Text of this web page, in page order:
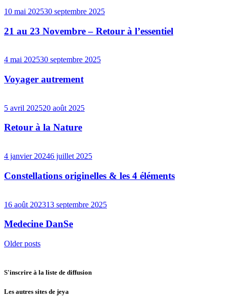
10 mai 202530 septembre 2025
21 au 23 Novembre – Retour à l’essentiel
4 mai 202530 septembre 2025
Voyager autrement
5 avril 202520 août 2025
Retour à la Nature
4 janvier 20246 juillet 2025
Constellations originelles & les 4 éléments
16 août 202313 septembre 2025
Medecine DanSe
Posts
Older posts
S'inscrire à la liste de diffusion
Les autres sites de jeya